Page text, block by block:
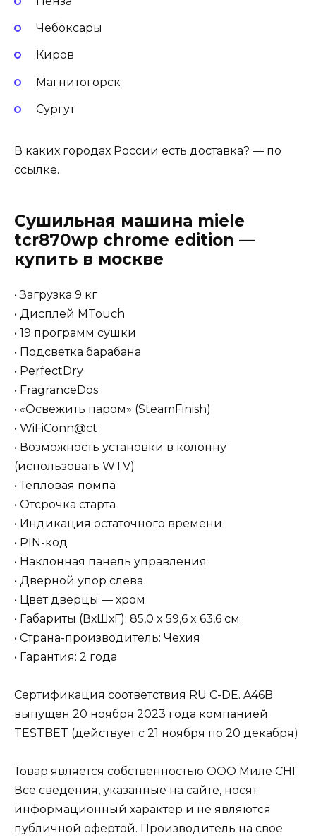
Чебоксары
Киров
Магнитогорск
Сургут
В каких городах России есть доставка? — по
ссылке.
Сушильная машина miele
tcr870wp chrome edition —
купить в москве
• Загрузка 9 кг
• Дисплей MTouch
• 19 программ сушки
• Подсветка барабана
• PerfectDry
• FragranceDos
• «Освежить паром» (SteamFinish)
• WiFiConn@ct
• Возможность установки в колонну
(использовать WTV)
• Тепловая помпа
• Отсрочка старта
• Индикация остаточного времени
• PIN-код
• Наклонная панель управления
• Дверной упор слева
• Цвет дверцы — хром
• Габариты (ВхШхГ): 85,0 x 59,6 x 63,6 см
• Страна-производитель: Чехия
• Гарантия: 2 года
Сертификация соответствия RU C-DE. A46B
выпущен 20 ноября 2023 года компанией
TESTBET (действует с 21 ноября по 20 декабря)
Товар является собственностью ООО Миле СНГ
Все сведения, указанные на сайте, носят
информационный характер и не являются
публичной офертой. Производитель на свое